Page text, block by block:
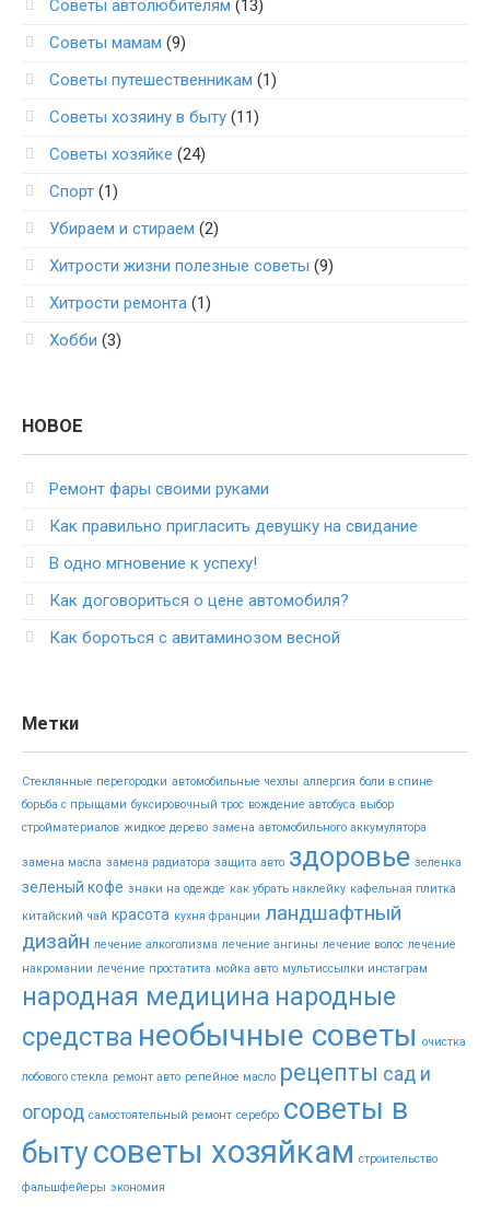
Советы автолюбителям (13)
Советы мамам (9)
Советы путешественникам (1)
Советы хозяину в быту (11)
Советы хозяйке (24)
Спорт (1)
Убираем и стираем (2)
Хитрости жизни полезные советы (9)
Хитрости ремонта (1)
Хобби (3)
НОВОЕ
Ремонт фары своими руками
Как правильно пригласить девушку на свидание
В одно мгновение к успеху!
Как договориться о цене автомобиля?
Как бороться с авитаминозом весной
Метки
Стеклянные перегородки автомобильные чехлы аллергия боли в спине
борьба с прыщами буксировочный трос вождение автобуса выбор
стройматериалов жидкое дерево замена автомобильного аккумулятора
замена масла замена радиатора защита авто здоровье зеленка
зеленый кофе знаки на одежде как убрать наклейку кафельная плитка
китайский чай красота кухня франции ландшафтный
дизайн лечение алкоголизма лечение ангины лечение волос лечение
накромании лечение простатита мойка авто мультиссылки инстаграм
народная медицина народные
средства необычные советы очистка
лобового стекла ремонт авто репейное масло рецепты сад и
огород самостоятельный ремонт серебро советы в
бытусоветы хозяйкам строительство
фальшфейеры экономия